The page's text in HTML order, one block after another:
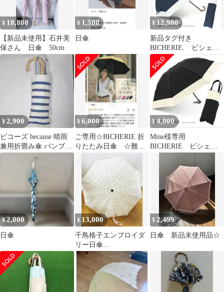
¥ 18,800
【新品未使用】石井美
保さん 日傘 50cm
¥ 1,500
日傘
¥ 12,980
新品タグ付き
BICHERIE. ビシェ
リ 折りたたみ 日傘
ネイビー
¥2,900
ビコーズ because 晴雨
兼用折畳み傘 バンブー
ハンドル 白地にブルー
¥6,000
ご専用☆BICHERIE 折
りたたみ日傘 ☆難あ
¥4,000
Mine様専用
BICHERIE ビシェ
¥2,000
日傘
¥ 13,000
千鳥格子エンブロイダ
リー日傘
【BonBonStore】
¥ 2,499
日傘 新品未使用品☆